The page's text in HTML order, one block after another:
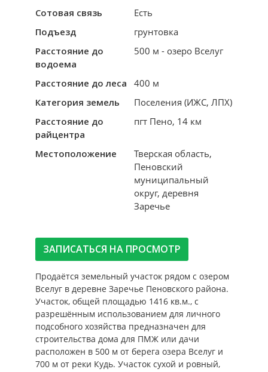
Сотовая связь
Есть
Подъезд
грунтовка
Расстояние до
водоема
500 м - озеро Вселуг
Расстояние до леса
400 м
Категория земель
Поселения (ИЖС, ЛПХ)
Расстояние до
райцентра
пгт Пено, 14 км
Местоположение
Тверская область,
Пеновский
муниципальный
округ, деревня
Заречье
ЗАПИСАТЬСЯ НА ПРОСМОТР
Продаётся земельный участок рядом с озером
Вселуг в деревне Заречье Пеновского района.
Участок, общей площадью 1416 кв.м., с
разрешённым использованием для личного
подсобного хозяйства предназначен для
строительства дома для ПМЖ или дачи
расположен в 500 м от берега озера Вселуг и
700 м от реки Кудь. Участок сухой и ровный,